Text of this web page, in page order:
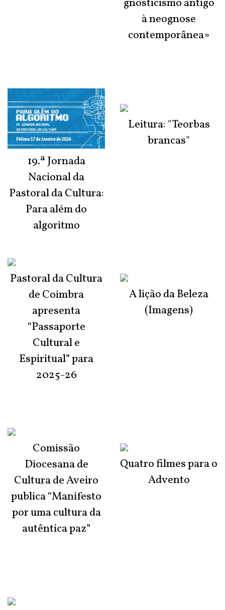
19.ª Jornada
Nacional da
Pastoral da Cultura:
Para além do
algoritmo
Pastoral da Cultura
de Coimbra
apresenta
“Passaporte
Cultural e
Espiritual” para
2025-26
Comissão
Diocesana de
Cultura de Aveiro
publica “Manifesto
por uma cultura da
autêntica paz”
gnosticismo antigo
à neognose
contemporânea»
Leitura: "Teorbas
brancas"
A lição da Beleza
(Imagens)
Quatro filmes para o
Advento